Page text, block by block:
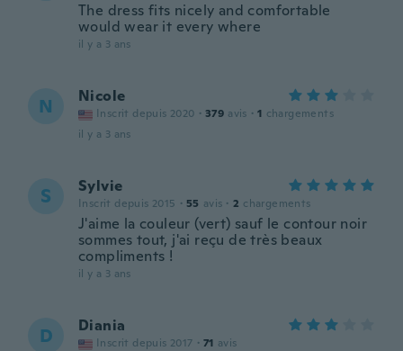
The dress fits nicely and comfortable
would wear it every where
il y a 3 ans
N Nicole
Inscrit depuis 2020 · 379 avis · 1 chargements
il y a 3 ans
S Sylvie
Inscrit depuis 2015 · 55 avis · 2 chargements
J'aime la couleur (vert) sauf le contour noir
sommes tout, j'ai reçu de très beaux
compliments !
il y a 3 ans
D Diania
Inscrit depuis 2017 · 71 avis